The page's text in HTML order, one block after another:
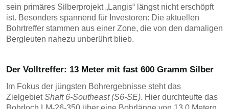
sein primäres Silberprojekt „Langis“ längst nicht erschöpft
ist. Besonders spannend für Investoren: Die aktuellen
Bohrtreffer stammen aus einer Zone, die von den damaligen
Bergleuten nahezu unberührt blieb.
Der Volltreffer: 13 Meter mit fast 600 Gramm Silber
Im Fokus der jüngsten Bohrergebnisse steht das
Zielgebiet Shaft 6-Southeast (S6-SE). Hier durchteufte das